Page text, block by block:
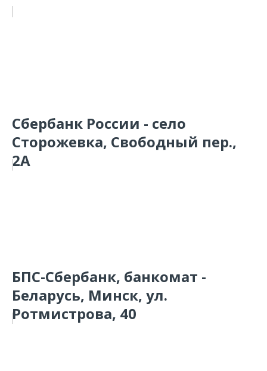
Сбербанк России - село
Сторожевка, Свободный пер.,
2А
БПС-Сбербанк, банкомат -
Беларусь, Минск, ул.
Ротмистрова, 40